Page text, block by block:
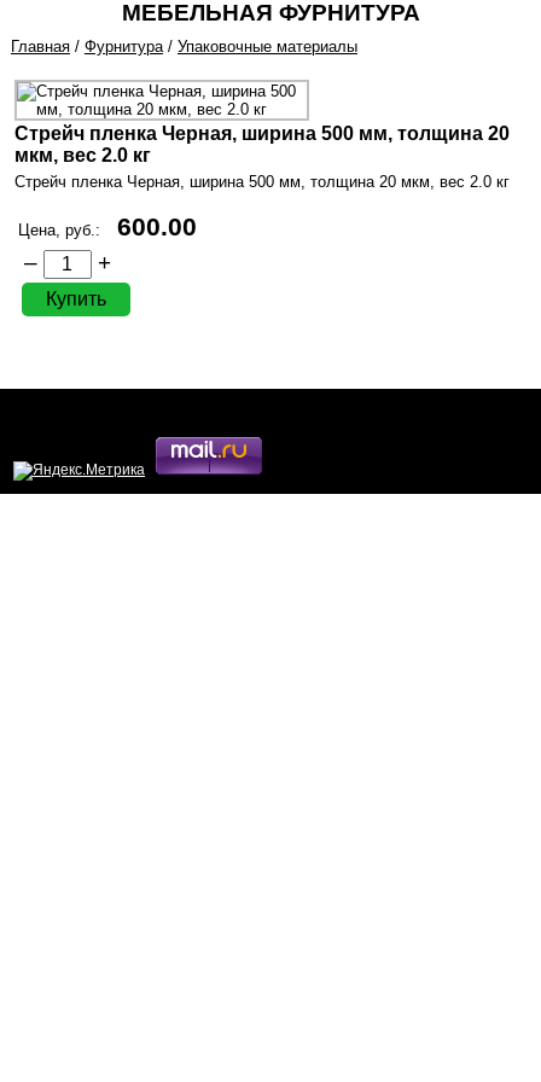
МЕБЕЛЬНАЯ ФУРНИТУРА
Главная/ Фурнитура/ Упаковочные материалы
Стрейч пленка Черная, ширина 500 мм, толщина 20
мкм, вес 2.0 кг
Стрейч пленка Черная, ширина 500 мм, толщина 20 мкм, вес 2.0 кг
Цена, руб.: 600.00
– +